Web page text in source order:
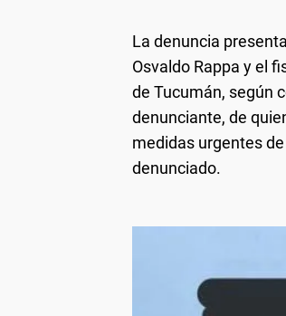
La denuncia
Osvaldo Rappa y el
de Tucumán, según
denunciante, de
medidas urgentes
denunciado.